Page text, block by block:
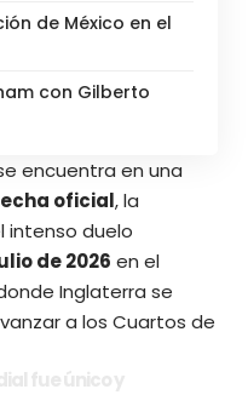
de México en el
con Gilberto
encuentra en una
oficial, la
intenso duelo
de 2026 en el
Inglaterra se
a los Cuartos de